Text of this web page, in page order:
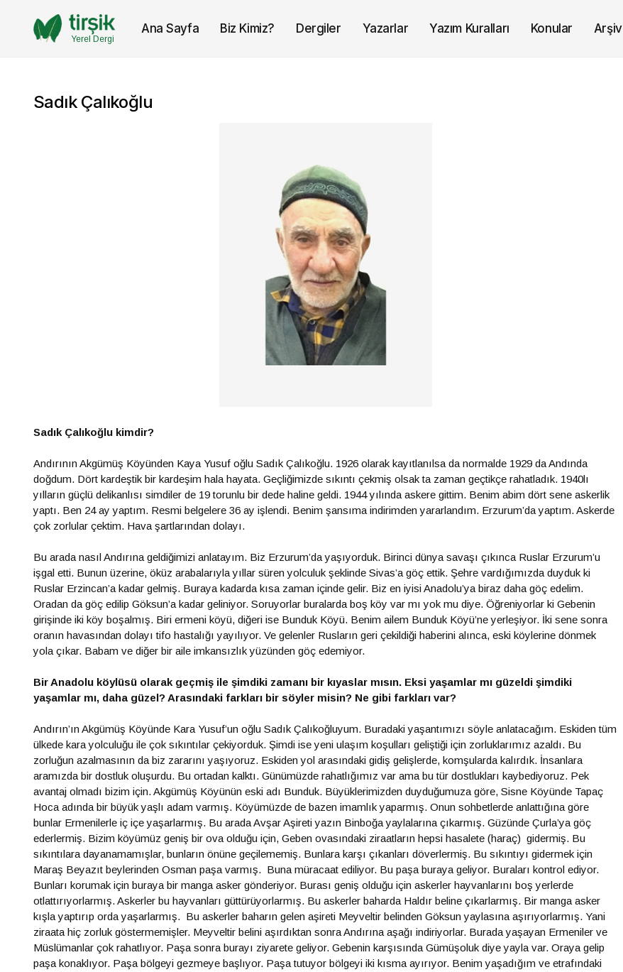
Yerel Dergi
Ana Sayfa Biz Kimiz? Dergiler Yazarlar Yazım Kuralları Konular Arşiv
Sadık Çalıkoğlu
Sadık Çalıkoğlu kimdir?
Andırının Akgümüş Köyünden Kaya Yusuf oğlu Sadık Çalıkoğlu. 1926 olarak kayıtlanılsa da normalde 1929 da Andında
doğdum. Dört kardeştik bir kardeşim hala hayata. Geçliğimizde sıkıntı çekmiş olsak ta zaman geçtikçe rahatladık. 1940lı
yılların güçlü delikanlısı simdiler de 19 torunlu bir dede haline geldi. 1944 yılında askere gittim. Benim abim dört sene askerlik
yaptı. Ben 24 ay yaptım. Resmi belgelere 36 ay işlendi. Benim şansıma indirimden yararlandım. Erzurum’da yaptım. Askerde
çok zorlular çektim. Hava şartlarından dolayı.
Bu arada nasıl Andırına geldiğimizi anlatayım. Biz Erzurum’da yaşıyorduk. Birinci dünya savaşı çıkınca Ruslar Erzurum’u
işgal etti. Bunun üzerine, öküz arabalarıyla yıllar süren yolculuk şeklinde Sivas’a göç ettik. Şehre vardığımızda duyduk ki
Ruslar Erzincan’a kadar gelmiş. Buraya kadarda kısa zaman içinde gelir. Biz en iyisi Anadolu’ya biraz daha göç edelim.
Oradan da göç edilip Göksun’a kadar geliniyor. Soruyorlar buralarda boş köy var mı yok mu diye. Öğreniyorlar ki Gebenin
girişinde iki köy boşalmış. Biri ermeni köyü, diğeri ise Bunduk Köyü. Benim ailem Bunduk Köyü’ne yerleşiyor. İki sene sonra
oranın havasından dolayı tifo hastalığı yayılıyor. Ve gelenler Rusların geri çekildiği haberini alınca, eski köylerine dönmek
yola çıkar. Babam ve diğer bir aile imkansızlık yüzünden göç edemiyor.
Bir Anadolu köylüsü olarak geçmiş ile şimdiki zamanı bir kıyaslar mısın. Eksi yaşamlar mı güzeldi şimdiki
yaşamlar mı, daha güzel? Arasındaki farkları bir söyler misin? Ne gibi farkları var?
Andırın’ın Akgümüş Köyünde Kara Yusuf’un oğlu Sadık Çalıkoğluyum. Buradaki yaşantımızı söyle anlatacağım. Eskiden tüm
ülkede kara yolculuğu ile çok sıkıntılar çekiyorduk. Şimdi ise yeni ulaşım koşulları geliştiği için zorluklarımız azaldı. Bu
zorluğun azalmasının da biz zararını yaşıyoruz. Eskiden yol arasındaki gidiş gelişlerde, komşularda kalırdık. İnsanlara
aramızda bir dostluk oluşurdu. Bu ortadan kalktı. Günümüzde rahatlığımız var ama bu tür dostlukları kaybediyoruz. Pek
avantaj olmadı bizim için. Akgümüş Köyünün eski adı Bunduk. Büyüklerimizden duyduğumuza göre, Sisne Köyünde Tapaç
Hoca adında bir büyük yaşlı adam varmış. Köyümüzde de bazen imamlık yaparmış. Onun sohbetlerde anlattığına göre
bunlar Ermenilerle iç içe yaşarlarmış. Bu arada Avşar Aşireti yazın Binboğa yaylalarına çıkarmış. Güzünde Çurla’ya göç
ederlermiş. Bizim köyümüz geniş bir ova olduğu için, Geben ovasındaki ziraatların hepsi hasalete (haraç) gidermiş. Bu
sıkıntılara dayanamamışlar, bunların önüne geçilememiş. Bunlara karşı çıkanları döverlermiş. Bu sıkıntıyı gidermek için
Maraş Beyazıt beylerinden Osman paşa varmış. Buna müracaat ediliyor. Bu paşa buraya geliyor. Buraları kontrol ediyor.
Bunları korumak için buraya bir manga asker gönderiyor. Burası geniş olduğu için askerler hayvanlarını boş yerlerde
otlattırıyorlarmış. Askerler bu hayvanları güttürüyorlarmış. Bu askerler baharda Haldır beline çıkarlarmış. Bir manga asker
kışla yaptırıp orda yaşarlarmış. Bu askerler baharın gelen aşireti Meyveltir belinden Göksun yaylasına aşırıyorlarmış. Yani
ziraata hiç zorluk göstermemişler. Meyveltir belini aşırdıktan sonra Andırına aşağı indiriyorlar. Burada yaşayan Ermeniler ve
Müslümanlar çok rahatlıyor. Paşa sonra burayı ziyarete geliyor. Gebenin karşısında Gümüşoluk diye yayla var. Oraya gelip
paşa konaklıyor. Paşa bölgeyi gezmeye başlıyor. Paşa tutuyor bölgeyi iki kısma ayırıyor. Benim yaşadığım ve etrafındaki